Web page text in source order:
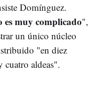
Domínguez.
es muy complicado",
un único núcleo
"en diez
cuatro aldeas".